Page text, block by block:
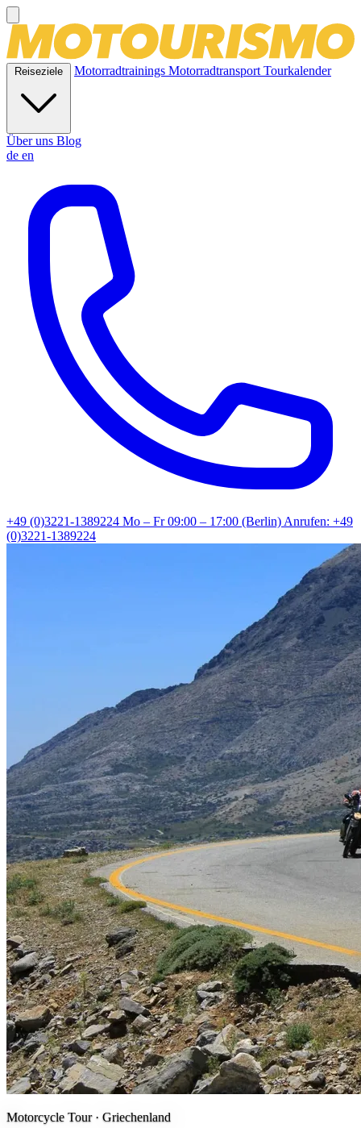
Reiseziele Motorradtrainings MotorradtransportTourkalender
Über uns Blog
de en
+49 (0)3221-1389224 Mo – Fr 09:00 – 17:00 (Berlin)Anrufen: +49
(0)3221-1389224
Motorcycle Tour · Griechenland